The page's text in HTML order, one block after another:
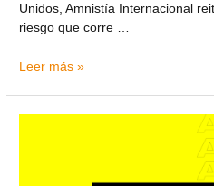
Unidos, Amnistía Internacional
riesgo que corre …
Leer más »